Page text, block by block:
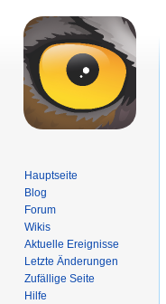
Hauptseite
Blog
Forum
Wikis
Aktuelle Ereignisse
Letzte Änderungen
Zufällige Seite
Hilfe